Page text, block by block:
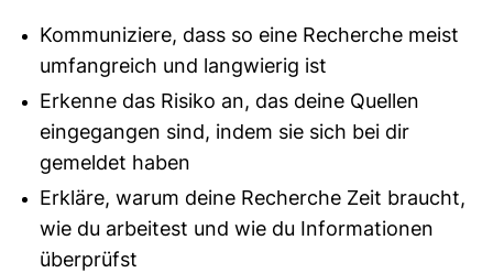
Kommuniziere, dass so eine Recherche meist
umfangreich und langwierig ist
Erkenne das Risiko an, das deine Quellen
eingegangen sind, indem sie sich bei dir
gemeldet haben
Erkläre, warum deine Recherche Zeit braucht,
wie du arbeitest und wie du Informationen
überprüfst